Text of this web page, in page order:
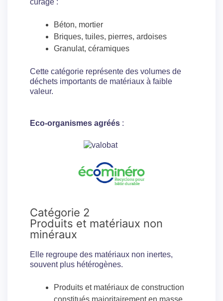
curage :
Béton, mortier
Briques, tuiles, pierres, ardoises
Granulat, céramiques
Cette catégorie représente des volumes de
déchets importants de matériaux à faible
valeur.
Eco-organismes agréés :
Catégorie 2
Produits et matériaux non
minéraux
Elle regroupe des matériaux non inertes,
souvent plus hétérogènes.
Produits et matériaux de construction